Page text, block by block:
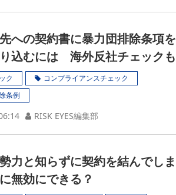
への契約書に暴力団排除条項を
込むには 海外反社チェックも
ク
コンプライアンスチェック
条例
RISK EYES編集部
力と知らずに契約を結んでしま
無効にできる？